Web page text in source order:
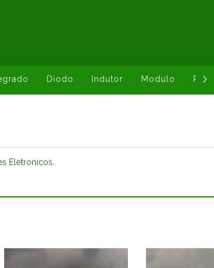
Diodo Indutor Modulo
Eletronicos.